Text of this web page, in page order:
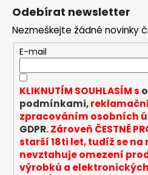
p
r
v
k
y
v
ý
p
i
s
u
Odebírat newsletter
Nezmeškejte žádné novinky
E-mail
KLIKNUTÍM SOUHLASÍM s
podmínkami,
zpracováním osobních
GDPR. Zároveň ČESTNĚ
starší 18ti let, tudíž se na
nevztahuje omezení
výrobků a